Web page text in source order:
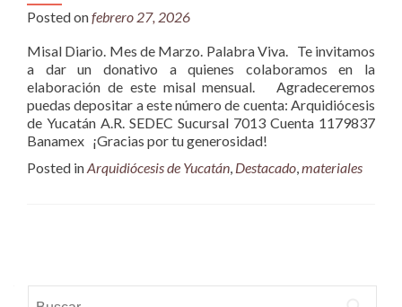
Posted onfebrero 27, 2026
Misal Diario. Mes de Marzo. Palabra Viva. Te invitamos
a dar un donativo a quienes colaboramos en la
elaboración de este misal mensual. Agradeceremos
puedas depositar a este número de cuenta: Arquidiócesis
de Yucatán A.R. SEDEC Sucursal 7013 Cuenta 1179837
Banamex ¡Gracias por tu generosidad!
Posted inArquidiócesis de Yucatán, Destacado,materiales
navigation